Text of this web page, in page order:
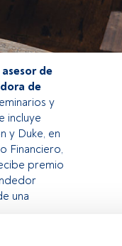
de
de
y
incluye
y Duke, en
Financiero,
premio
una